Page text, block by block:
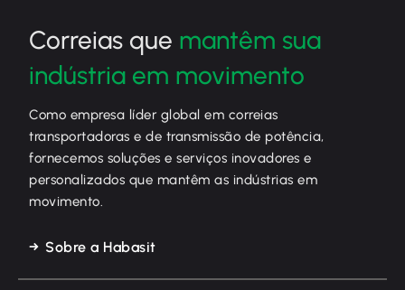
Correias que mantêm sua
indústria em movimento
Como empresa líder global em correias
transportadoras e de transmissão de potência,
fornecemos soluções e serviços inovadores e
personalizados que mantêm as indústrias em
movimento.
Sobre a Habasit